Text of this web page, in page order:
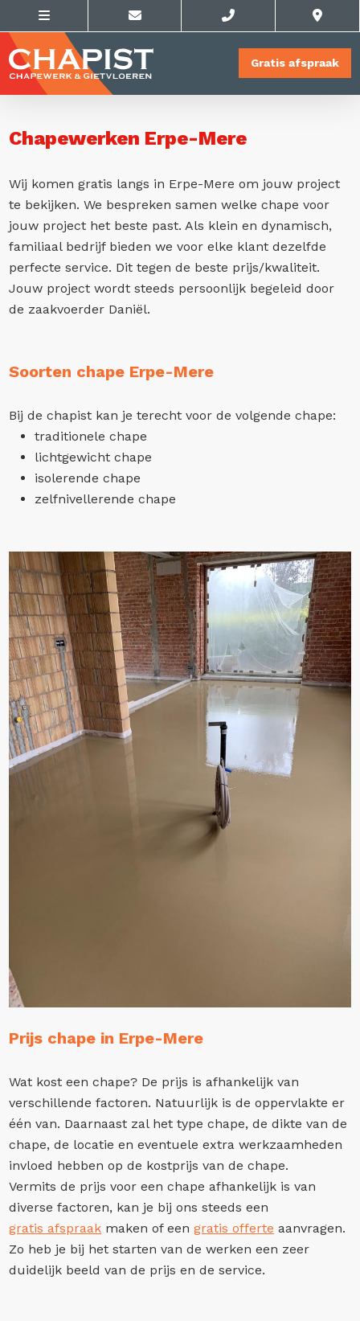
Gratis afspraak
Chapewerken Erpe-Mere
Wij komen gratis langs in Erpe-Mere om jouw project
te bekijken. We bespreken samen welke chape voor
jouw project het beste past. Als klein en dynamisch,
familiaal bedrijf bieden we voor elke klant dezelfde
perfecte service. Dit tegen de beste prijs/kwaliteit.
Jouw project wordt steeds persoonlijk begeleid door
de zaakvoerder Daniël.
Soorten chape Erpe-Mere
Bij de chapist kan je terecht voor de volgende chape:
traditionele chape
lichtgewicht chape
isolerende chape
zelfnivellerende chape
Prijs chape in Erpe-Mere
Wat kost een chape? De prijs is afhankelijk van
verschillende factoren. Natuurlijk is de oppervlakte er
één van. Daarnaast zal het type chape, de dikte van de
chape, de locatie en eventuele extra werkzaamheden
invloed hebben op de kostprijs van de chape.
Vermits de prijs voor een chape afhankelijk is van
diverse factoren, kan je bij ons steeds een
gratis afspraak maken of eengratis offerte aanvragen.
Zo heb je bij het starten van de werken een zeer
duidelijk beeld van de prijs en de service.